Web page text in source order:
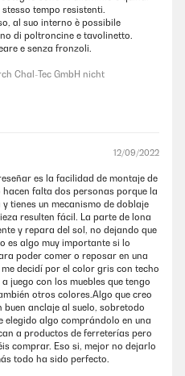
wir nach einer Überdachtung
da sie Optisch ganz gut
und haben uns daher für
der Schrägen nach vorne.
komplett eine gerade
gut ab!Qualität ist völlig in
benötigt, die vorliegen, aber
auf kleinster Stufe und
tolles Teil und von echt guter
ich hoffe, ich konnte dir
helfen
Chal-Tec GmbH nicht
tempo resistenti.
al suo interno è possibile
di poltroncine e tavolinetto.
e senza fronzoli.
Chal-Tec GmbH nicht
12/09/2022
es la facilidad de montaje de
hacen falta dos personas porque la
tienes un mecanismo de doblaje
resulten fácil. La parte de lona
y repara del sol, no dejando que
es algo muy importante si lo
poder comer o reposar en una
decidí por el color gris con techo
juego con los muebles que tengo
otros colores.Algo que creo
anclaje al suelo, sobretodo
elegido algo comprándolo en una
a productos de ferreterías pero
comprar. Eso si, mejor no dejarlo
todo ha sido perfecto.